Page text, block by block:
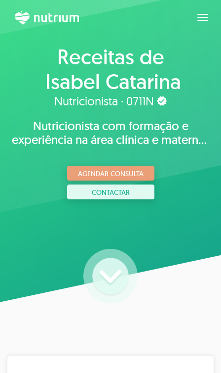
Receitas de
Isabel Catarina
Teixeira
Nutricionista · 0711N
Nutricionista com formação e
experiência na área clínica e materno-
AGENDAR CONSULTA
CONTACTAR